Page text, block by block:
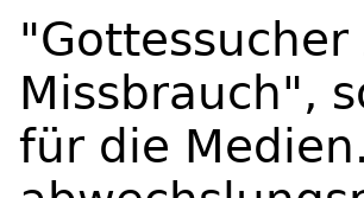
Missbrauch",
für die